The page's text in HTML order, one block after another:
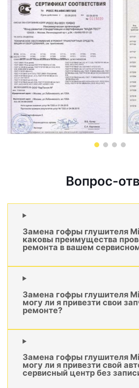
Вопрос-
Замена гофры глушителя
каковы преимущества
ремонта в вашем
Замена гофры глушителя
могу ли я привезти свои
ремонте?
Замена гофры глушителя
могу ли я привезти свой
сервисный центр без